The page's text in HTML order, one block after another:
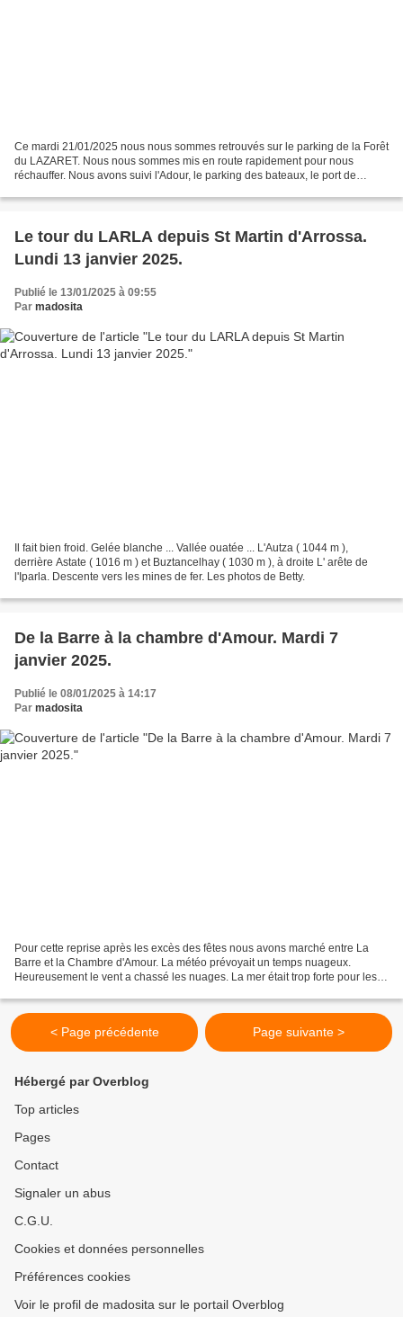
Ce mardi 21/01/2025 nous nous sommes retrouvés sur le parking de la Forêt
du LAZARET. Nous nous sommes mis en route rapidement pour nous
réchauffer. Nous avons suivi l'Adour, le parking des bateaux, le port de
Le tour du LARLA depuis St Martin d'Arrossa.
Lundi 13 janvier 2025.
Publié le 13/01/2025 à 09:55
Par madosita
Il fait bien froid. Gelée blanche ... Vallée ouatée ... L'Autza ( 1044 m ),
derrière Astate ( 1016 m ) et Buztancelhay ( 1030 m ), à droite L' arête de
l'Iparla. Descente vers les mines de fer. Les photos de Betty.
De la Barre à la chambre d'Amour. Mardi 7
janvier 2025.
Publié le 08/01/2025 à 14:17
Par madosita
Pour cette reprise après les excès des fêtes nous avons marché entre La
Barre et la Chambre d'Amour. La météo prévoyait un temps nuageux.
Heureusement le vent a chassé les nuages. La mer était trop forte pour les
< Page précédente Page suivante >
Hébergé par Overblog
Top articles
Pages
Contact
Signaler un abus
C.G.U.
Cookies et données personnelles
Préférences cookies
Voir le profil de madosita sur le portail Overblog